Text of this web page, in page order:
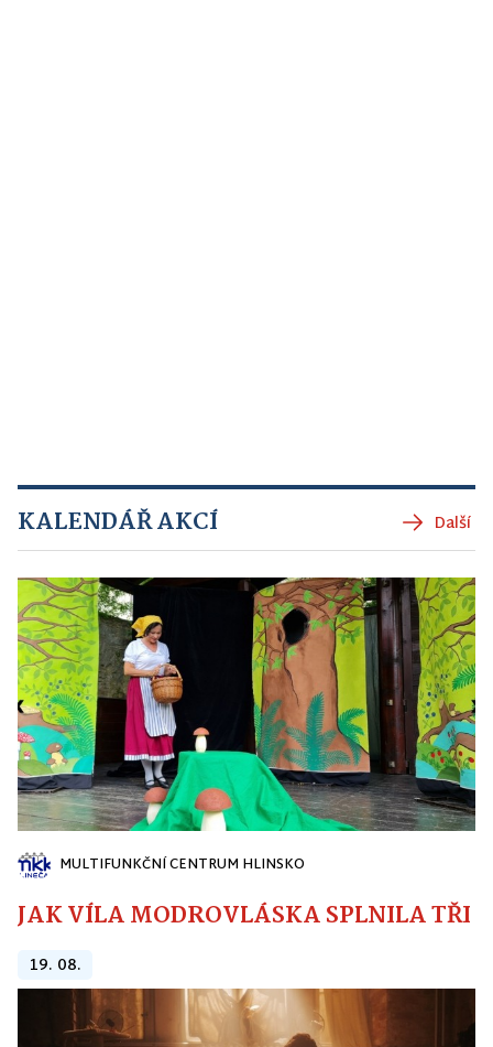
KALENDÁŘ AKCÍ Další
MULTIFUNKČNÍ CENTRUM HLINSKO
JAK VÍLA MODROVLÁSKA SPLNILA
19. 08.